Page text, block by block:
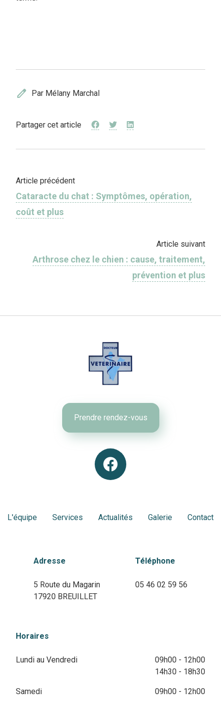
edit Par Mélany Marchal
Partager cet article
Article précédent
Cataracte du chat : Symptômes, opération,
coût et plus
Article suivant
Arthrose chez le chien : cause, traitement,
prévention et plus
Prendre rendez-vous
L'équipe Services Actualités Galerie Contact
Adresse
5 Route du Magarin
17920 BREUILLET
Téléphone
05 46 02 59 56
Horaires
Lundi au Vendredi
09h00 - 12h00
14h30 - 18h30
Samedi 09h00 - 12h00